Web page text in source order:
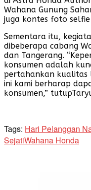
Wahana Gunung
juga kontes foto
Sementara itu,
dibeberapa cabang
dan Tangerang.
konsumen adalah
pertahankan kualitas
ini kami berharap
konsumen,”
Tags: Hari Pelanggan
SejatiWahana Honda